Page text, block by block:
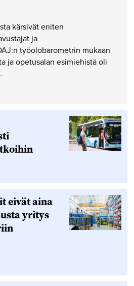
kärsivät eniten
ja
työolobarometrin mukaan
ja opetusalan esimiehistä oli
eivät aina
yritys